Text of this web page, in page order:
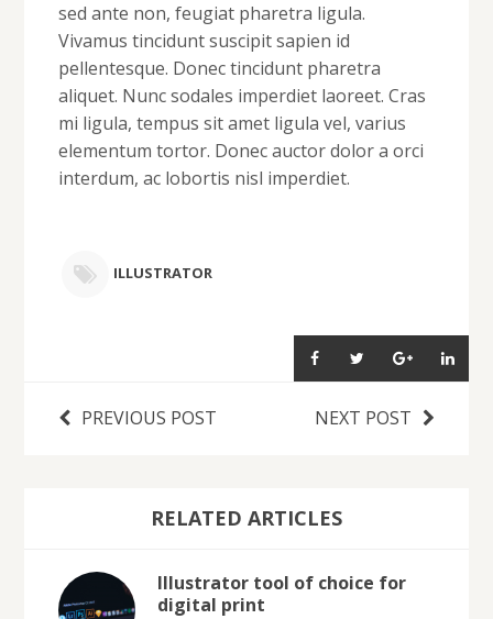
sed ante non, feugiat pharetra ligula.
Vivamus tincidunt suscipit sapien id
pellentesque. Donec tincidunt pharetra
aliquet. Nunc sodales imperdiet laoreet. Cras
mi ligula, tempus sit amet ligula vel, varius
elementum tortor. Donec auctor dolor a orci
interdum, ac lobortis nisl imperdiet.
ILLUSTRATOR
PREVIOUS POST NEXT POST
RELATED ARTICLES
Illustrator tool of choice for
digital print